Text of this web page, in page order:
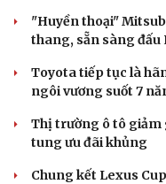
"Huyền thoại"
thang, sẵn sàng đấu
Toyota tiếp tục là
ngôi vương suốt 7
Thị trường ô tô giảm
tung ưu đãi khủng
Chung kết Lexus